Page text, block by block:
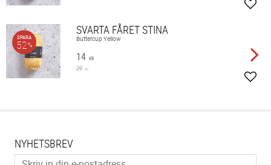
SVARTA FÅRET STINA
Buttercup Yellow
14 KR
29 KR
SPARA
52%
NYHETSBREV